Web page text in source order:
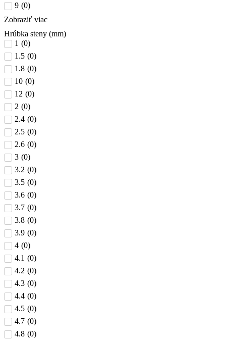
9 (0)
Zobraziť viac
Hrúbka steny (mm)
1 (0)
1.5 (0)
1.8 (0)
10 (0)
12 (0)
2 (0)
2.4 (0)
2.5 (0)
2.6 (0)
3 (0)
3.2 (0)
3.5 (0)
3.6 (0)
3.7 (0)
3.8 (0)
3.9 (0)
4 (0)
4.1 (0)
4.2 (0)
4.3 (0)
4.4 (0)
4.5 (0)
4.7 (0)
4.8 (0)